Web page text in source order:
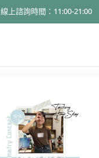
線上諮詢時間：11:00-21:00